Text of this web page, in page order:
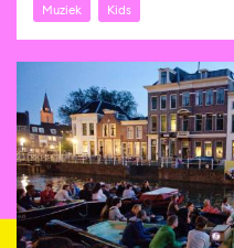
Muziek Kids